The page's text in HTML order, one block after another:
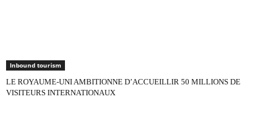
Inbound tourism
LE ROYAUME-UNI AMBITIONNE D’ACCUEILLIR 50 MILLIONS DE
VISITEURS INTERNATIONAUX